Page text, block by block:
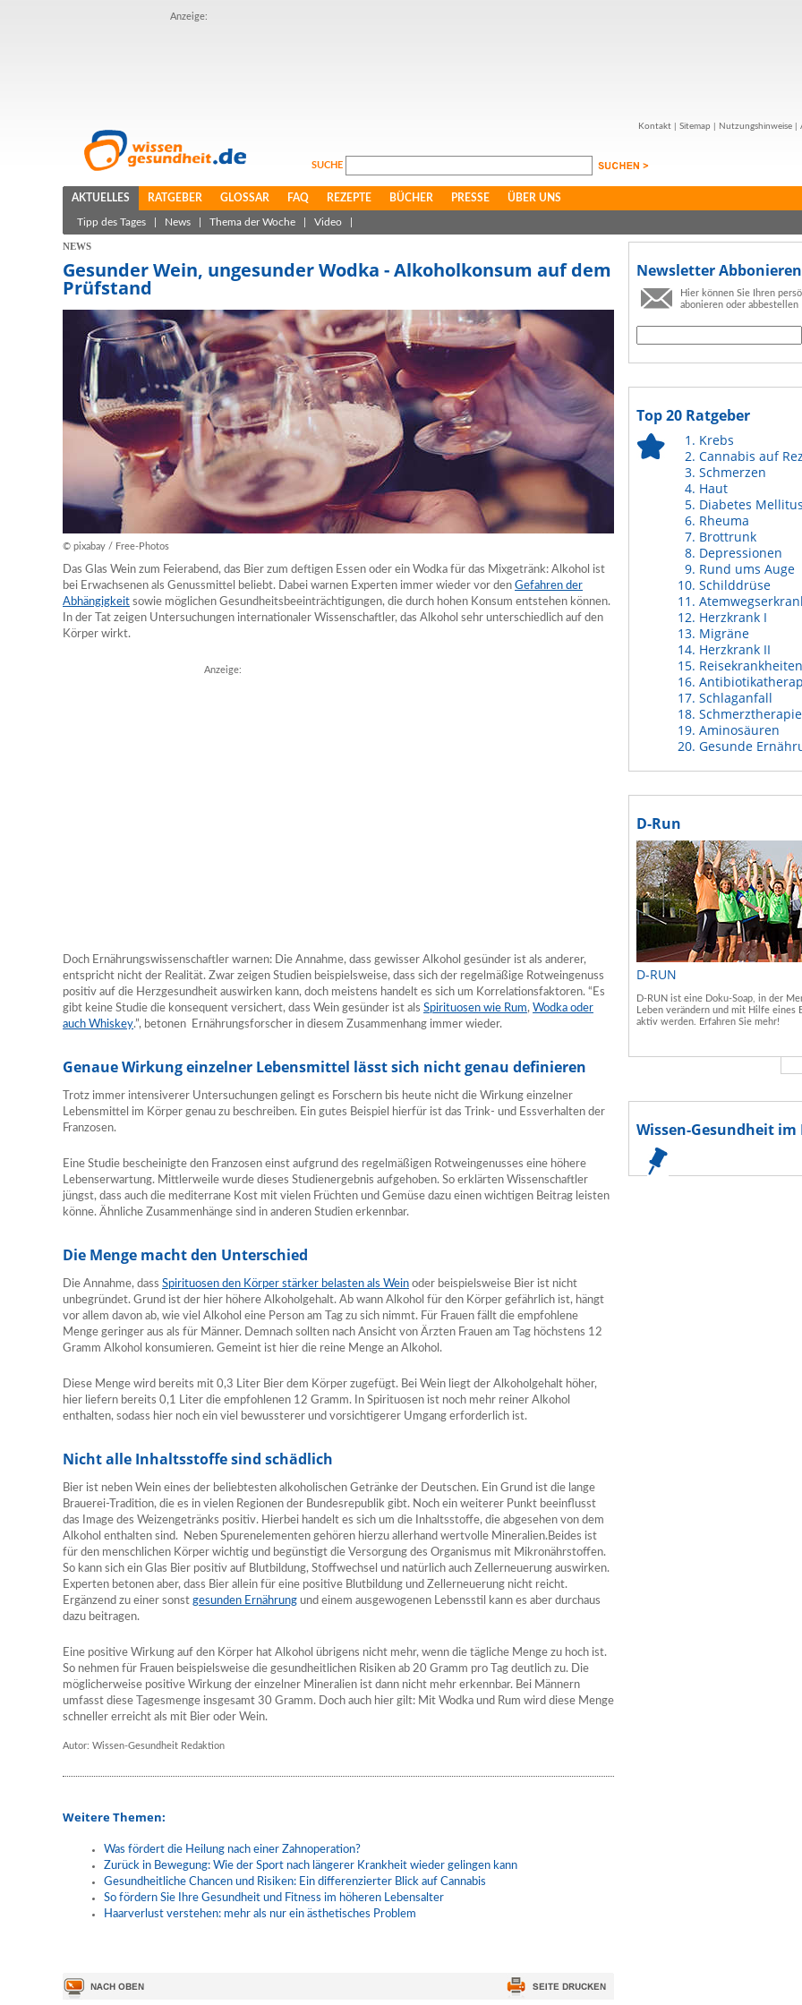
Anzeige:
Kontakt Sitemap Nutzungshinweise
SUCHE
AKTUELLES RATGEBER GLOSSAR FAQ REZEPTE BÜCHER PRESSE ÜBER UNS
Tipp des Tages News Thema der Woche Video
NEWS
Gesunder Wein, ungesunder Wodka - Alkoholkonsum auf dem
Prüfstand
© pixabay / Free-Photos
Das Glas Wein zum Feierabend, das Bier zum deftigen Essen oder ein Wodka für das Mixgetränk: Alkohol ist
bei Erwachsenen als Genussmittel beliebt. Dabei warnen Experten immer wieder vor den Gefahren der
Abhängigkeit sowie möglichen Gesundheitsbeeinträchtigungen, die durch hohen Konsum entstehen können.
In der Tat zeigen Untersuchungen internationaler Wissenschaftler, das Alkohol sehr unterschiedlich auf den
Körper wirkt.
Anzeige:
Doch Ernährungswissenschaftler warnen: Die Annahme, dass gewisser Alkohol gesünder ist als anderer,
entspricht nicht der Realität. Zwar zeigen Studien beispielsweise, dass sich der regelmäßige Rotweingenuss
positiv auf die Herzgesundheit auswirken kann, doch meistens handelt es sich um Korrelationsfaktoren. “Es
gibt keine Studie die konsequent versichert, dass Wein gesünder ist als Spirituosen wie Rum, Wodka oder
auch Whiskey.”, betonen Ernährungsforscher in diesem Zusammenhang immer wieder.
Genaue Wirkung einzelner Lebensmittel lässt sich nicht genau definieren
Trotz immer intensiverer Untersuchungen gelingt es Forschern bis heute nicht die Wirkung einzelner
Lebensmittel im Körper genau zu beschreiben. Ein gutes Beispiel hierfür ist das Trink- und Essverhalten der
Franzosen.
Eine Studie bescheinigte den Franzosen einst aufgrund des regelmäßigen Rotweingenusses eine höhere
Lebenserwartung. Mittlerweile wurde dieses Studienergebnis aufgehoben. So erklärten Wissenschaftler
jüngst, dass auch die mediterrane Kost mit vielen Früchten und Gemüse dazu einen wichtigen Beitrag leisten
könne. Ähnliche Zusammenhänge sind in anderen Studien erkennbar.
Die Menge macht den Unterschied
Die Annahme, dass Spirituosen den Körper stärker belasten als Wein oder beispielsweise Bier ist nicht
unbegründet. Grund ist der hier höhere Alkoholgehalt. Ab wann Alkohol für den Körper gefährlich ist, hängt
vor allem davon ab, wie viel Alkohol eine Person am Tag zu sich nimmt. Für Frauen fällt die empfohlene
Menge geringer aus als für Männer. Demnach sollten nach Ansicht von Ärzten Frauen am Tag höchstens 12
Gramm Alkohol konsumieren. Gemeint ist hier die reine Menge an Alkohol.
Diese Menge wird bereits mit 0,3 Liter Bier dem Körper zugefügt. Bei Wein liegt der Alkoholgehalt höher,
hier liefern bereits 0,1 Liter die empfohlenen 12 Gramm. In Spirituosen ist noch mehr reiner Alkohol
enthalten, sodass hier noch ein viel bewussterer und vorsichtigerer Umgang erforderlich ist.
Nicht alle Inhaltsstoffe sind schädlich
Bier ist neben Wein eines der beliebtesten alkoholischen Getränke der Deutschen. Ein Grund ist die lange
Brauerei-Tradition, die es in vielen Regionen der Bundesrepublik gibt. Noch ein weiterer Punkt beeinflusst
das Image des Weizengetränks positiv. Hierbei handelt es sich um die Inhaltsstoffe, die abgesehen von dem
Alkohol enthalten sind. Neben Spurenelementen gehören hierzu allerhand wertvolle Mineralien.Beides ist
für den menschlichen Körper wichtig und begünstigt die Versorgung des Organismus mit Mikronährstoffen.
So kann sich ein Glas Bier positiv auf Blutbildung, Stoffwechsel und natürlich auch Zellerneuerung auswirken.
Experten betonen aber, dass Bier allein für eine positive Blutbildung und Zellerneuerung nicht reicht.
Ergänzend zu einer sonst gesunden Ernährung und einem ausgewogenen Lebensstil kann es aber durchaus
dazu beitragen.
Eine positive Wirkung auf den Körper hat Alkohol übrigens nicht mehr, wenn die tägliche Menge zu hoch ist.
So nehmen für Frauen beispielsweise die gesundheitlichen Risiken ab 20 Gramm pro Tag deutlich zu. Die
möglicherweise positive Wirkung der einzelner Mineralien ist dann nicht mehr erkennbar. Bei Männern
umfasst diese Tagesmenge insgesamt 30 Gramm. Doch auch hier gilt: Mit Wodka und Rum wird diese Menge
schneller erreicht als mit Bier oder Wein.
Autor: Wissen-Gesundheit Redaktion
Weitere Themen:
Was fördert die Heilung nach einer Zahnoperation?
Zurück in Bewegung: Wie der Sport nach längerer Krankheit wieder gelingen kann
Gesundheitliche Chancen und Risiken: Ein differenzierter Blick auf Cannabis
So fördern Sie Ihre Gesundheit und Fitness im höheren Lebensalter
Haarverlust verstehen: mehr als nur ein ästhetisches Problem
Newsletter Abbonieren
Hier können Sie Ihren
abonieren oder abbestellen
Top 20 Ratgeber
Krebs
Cannabis auf
Schmerzen
Haut
Diabetes Mellitus
Rheuma
Brottrunk
Depressionen
Rund ums Auge
Schilddrüse
Herzkrank I
Migräne
Herzkrank II
Reisekrankheiten
Schlaganfall
Schmerztherapie
Aminosäuren
Gesunde
D-Run
D-RUN
D-RUN ist eine Doku-Soap, in der
Leben verändern und mit Hilfe eines
aktiv werden. Erfahren Sie mehr!
Wissen-Gesundheit im